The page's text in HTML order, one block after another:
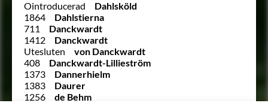
Ointroducerad
Dahlsköld
1864
Dahlstierna
711
Danckwardt
1412
Danckwardt
Utesluten
von Danckwardt
408
Danckwardt-Lillieström
1373
Dannerhielm
1383
Daurer
1256
de Behm